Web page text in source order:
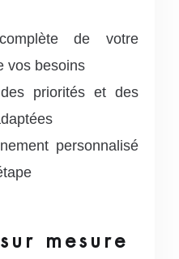
de votre
vos besoins
priorités et des
personnalisé
mesure